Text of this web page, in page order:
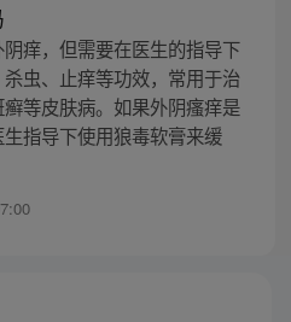
痒，但需要在医生的指导下
虫、止痒等功效，常用于治
等皮肤病。如果外阴瘙痒是
指导下使用狼毒软膏来缓